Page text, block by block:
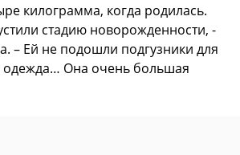
килограмма, когда родилась.
стадию новорожденности, -
– Ей не подошли подгузники для
Она очень большая